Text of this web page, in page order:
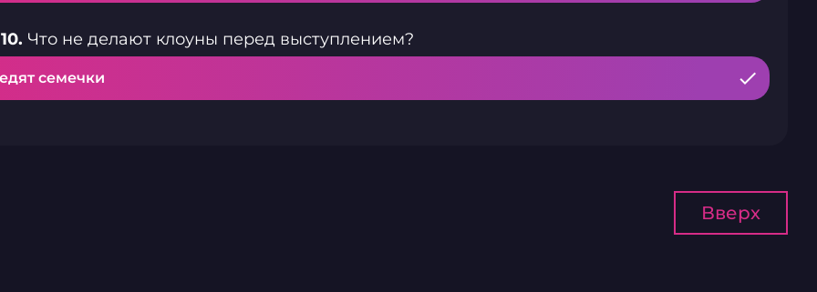
Что не делают клоуны перед выступлением?
семечки
Вверх